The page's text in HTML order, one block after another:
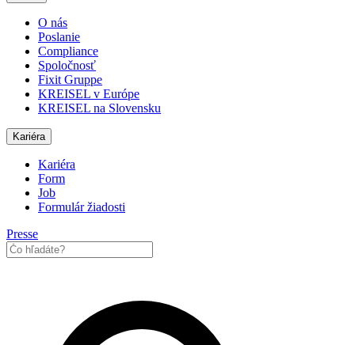
O nás
Poslanie
Compliance
Spoločnosť
Fixit Gruppe
KREISEL v Európe
KREISEL na Slovensku
Kariéra
Kariéra
Form
Job
Formulár žiadosti
Presse